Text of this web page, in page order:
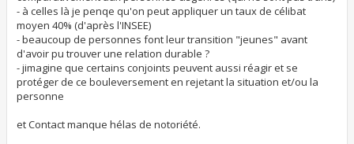
- à celles là je penqe qu'on peut appliquer un taux de célibat
moyen 40% (d'après l'INSEE)
- beaucoup de personnes font leur transition "jeunes" avant
d'avoir pu trouver une relation durable ?
- jimagine que certains conjoints peuvent aussi réagir et se
protéger de ce bouleversement en rejetant la situation et/ou la
personne
et Contact manque hélas de notoriété.